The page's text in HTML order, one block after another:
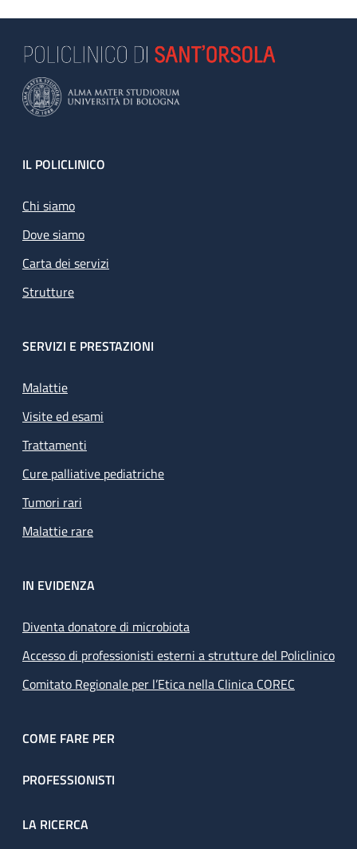
Footer
IL POLICLINICO
Chi siamo
Dove siamo
Carta dei servizi
Strutture
SERVIZI E PRESTAZIONI
Malattie
Visite ed esami
Trattamenti
Cure palliative pediatriche
Tumori rari
Malattie rare
IN EVIDENZA
Diventa donatore di microbiota
Accesso di professionisti esterni a strutture del Policlinico
Comitato Regionale per l’Etica nella Clinica COREC
COME FARE PER
PROFESSIONISTI
LA RICERCA